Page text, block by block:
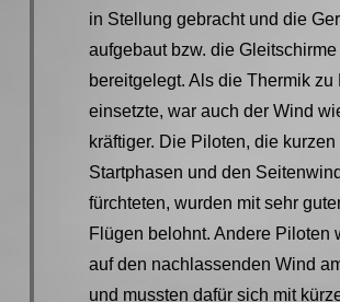
in Stellung gebracht und die
aufgebaut bzw. die Gleitschirme
bereitgelegt. Als die Thermik zu
einsetzte, war auch der Wind
kräftiger. Die Piloten, die kurzen
Startphasen und den
fürchteten, wurden mit sehr
Flügen belohnt. Andere Piloten
auf den nachlassenden Wind
und mussten dafür sich mit